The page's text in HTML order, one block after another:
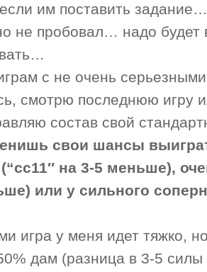
им поставить
не пробовал… надо будет
с не очень
смотрю последнюю игру
состав свой
свои шансы
на 3-5 меньше),
или у сильного
игра у меня идет тяжко,
дам (разница в 3-5